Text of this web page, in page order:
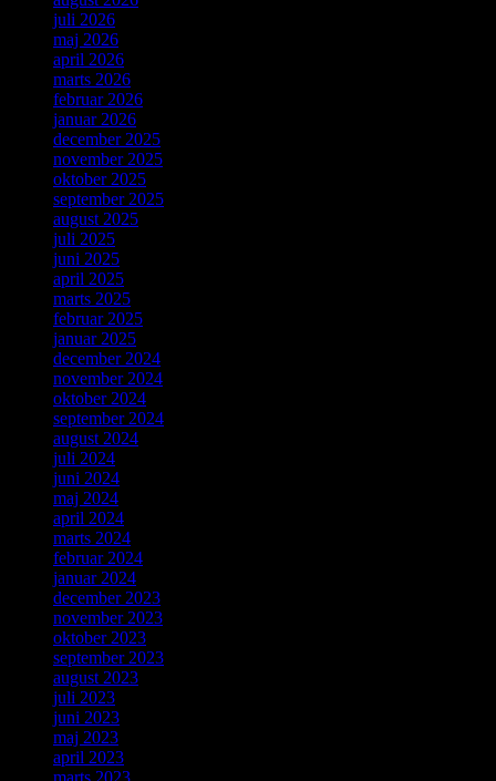
juli 2026
maj 2026
april 2026
marts 2026
februar 2026
januar 2026
december 2025
november 2025
oktober 2025
september 2025
august 2025
juli 2025
juni 2025
april 2025
marts 2025
februar 2025
januar 2025
december 2024
november 2024
oktober 2024
september 2024
august 2024
juli 2024
juni 2024
maj 2024
april 2024
marts 2024
februar 2024
januar 2024
december 2023
november 2023
oktober 2023
september 2023
august 2023
juli 2023
juni 2023
maj 2023
april 2023
marts 2023